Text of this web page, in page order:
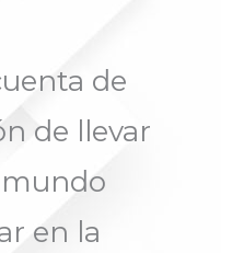
de
de llevar
en la